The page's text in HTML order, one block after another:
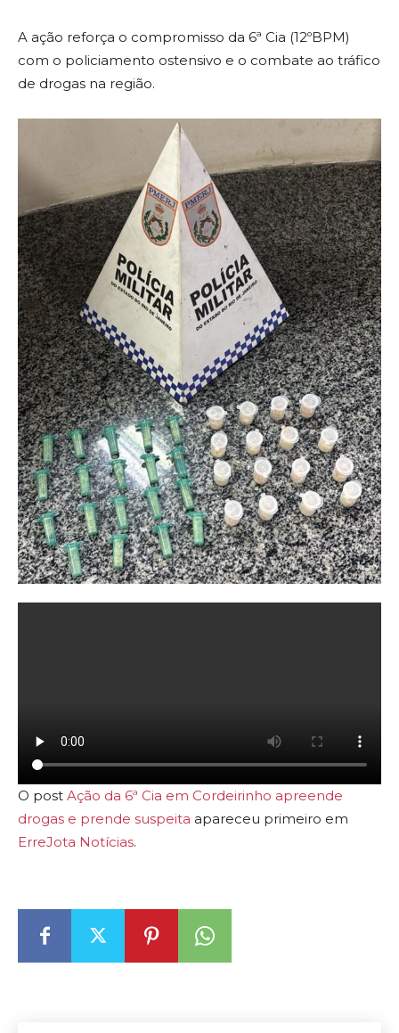
A ação reforça o compromisso da 6ª Cia (12ºBPM)
com o policiamento ostensivo e o combate ao tráfico
de drogas na região.
O post Ação da 6ª Cia em Cordeirinho apreende
drogas e prende suspeita apareceu primeiro em
ErreJota Notícias.